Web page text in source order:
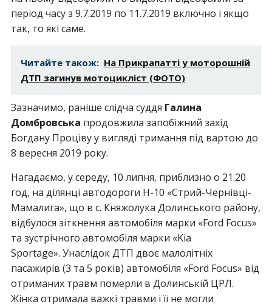
період часу з 9.7.2019 по 11.7.2019 включно і якщо
так, то які саме.
Читайте також: На Прикрапатті у моторошній
ДТП загинув мотоцикліст (ФОТО)
Зазначимо, раніше слідча суддя Галина
Домбровська продовжила запобіжний захід
Богдану Проціву у вигляді тримання під вартою до
8 вересня 2019 року.
Нагадаємо, у середу, 10 липня, приблизно о 21.20
год, на ділянці автодороги Н-10 «Стрий-Чернівці-
Мамалига», що в с. Княжолука Долинського району,
відбулося зіткнення автомобіля марки «Ford Focus»
та зустрічного автомобіля марки «Kia
Sportage». Унаслідок ДТП двоє малолітніх
пасажирів (3 та 5 років) автомобіля «Ford Focus» від
отриманих травм померли в Долинській ЦРЛ.
Жінка отримала важкі травми і її не могли